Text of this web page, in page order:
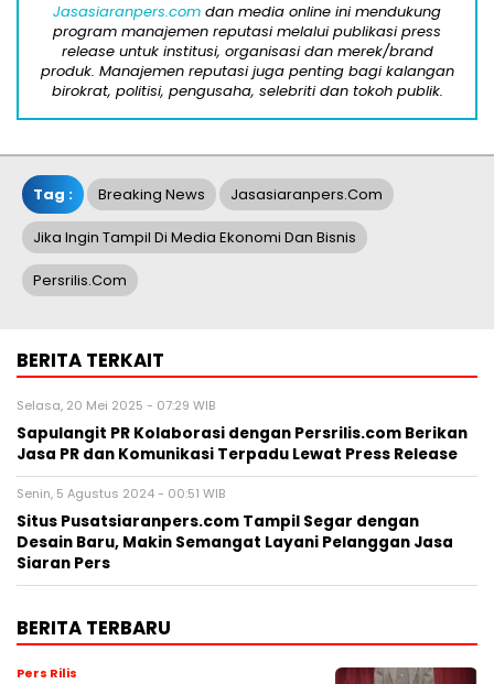
Jasasiaranpers.com dan media online ini mendukung
program manajemen reputasi melalui publikasi press
release untuk institusi, organisasi dan merek/brand
produk. Manajemen reputasi juga penting bagi kalangan
birokrat, politisi, pengusaha, selebriti dan tokoh publik.
Tag : Breaking News Jasasiaranpers.com
Jika Ingin Tampil Di Media Ekonomi Dan Bisnis
Persrilis.com
BERITA TERKAIT
Selasa, 20 Mei 2025 - 07:29 WIB
Sapulangit PR Kolaborasi dengan Persrilis.com Berikan
Jasa PR dan Komunikasi Terpadu Lewat Press Release
Senin, 5 Agustus 2024 - 00:51 WIB
Situs Pusatsiaranpers.com Tampil Segar dengan
Desain Baru, Makin Semangat Layani Pelanggan Jasa
Siaran Pers
BERITA TERBARU
Pers Rilis